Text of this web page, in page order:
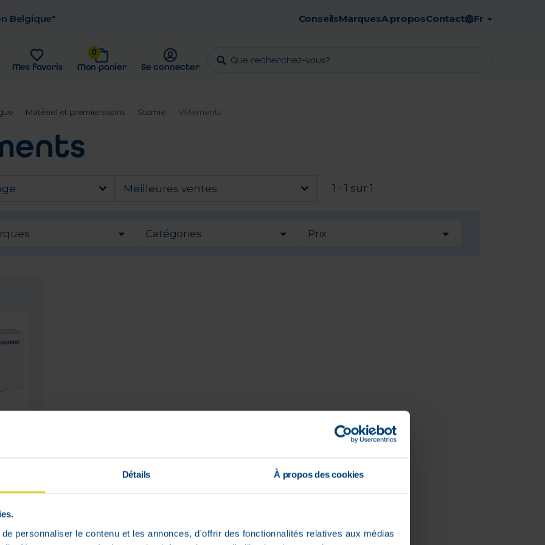
Détails À propos des cookies
personnaliser le contenu et les annonces, d'offrir des fonctionnalités relatives aux médias
Belgique* Retrait en pharmacie gratuit
ConseilsMarquesA proposContact Fr
Mes favoris
0
Mon panier Se connecter
Matériel et premiers soins Stomie Vêtements
Meilleures ventes 1 - 1 sur 1
Catégories Prix